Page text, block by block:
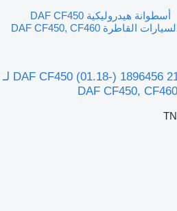
أسطوانة هيدروليكية DAF CF450
(01.18-) 1896456 2117328 لـ السيارات القاطرة DAF CF450, CF460
أسطوانة هيدروليكية DAF CF450 (01.18-) 1896456 2117328 لـ